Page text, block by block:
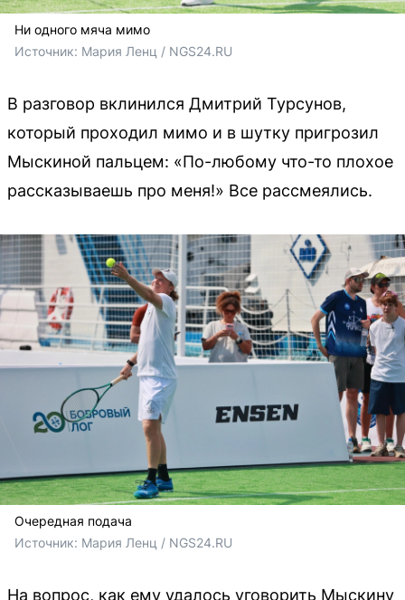
Ни одного мяча мимо
Источник: Мария Ленц / NGS24.RU
В разговор вклинился Дмитрий Турсунов,
который проходил мимо и в шутку пригрозил
Мыскиной пальцем: «По-любому что-то плохое
рассказываешь про меня!» Все рассмеялись.
Очередная подача
Источник: Мария Ленц / NGS24.RU
На вопрос, как ему удалось уговорить Мыскину